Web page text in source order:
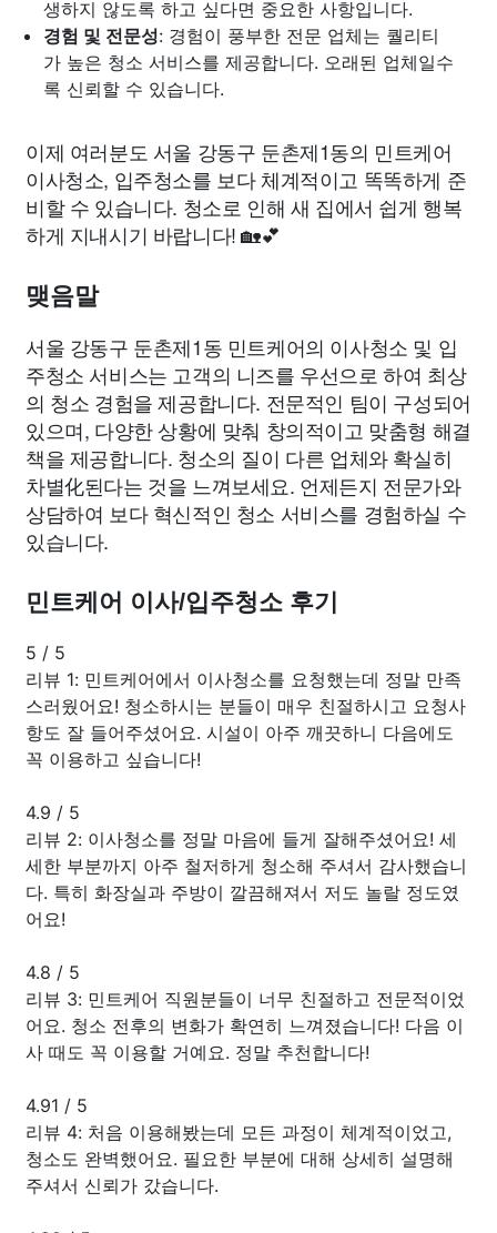
생하지 않도록 하고 싶다면 중요한 사항입니다.
경험 및 전문성: 경험이 풍부한 전문 업체는 퀄리티
가 높은 청소 서비스를 제공합니다. 오래된 업체일수
록 신뢰할 수 있습니다.
이제 여러분도 서울 강동구 둔촌제1동의 민트케어
이사청소, 입주청소를 보다 체계적이고 똑똑하게 준
비할 수 있습니다. 청소로 인해 새 집에서 쉽게 행복
하게 지내시기 바랍니다! 🏡💕
맺음말
서울 강동구 둔촌제1동 민트케어의 이사청소 및 입
주청소 서비스는 고객의 니즈를 우선으로 하여 최상
의 청소 경험을 제공합니다. 전문적인 팀이 구성되어
있으며, 다양한 상황에 맞춰 창의적이고 맞춤형 해결
책을 제공합니다. 청소의 질이 다른 업체와 확실히
차별化된다는 것을 느껴보세요. 언제든지 전문가와
상담하여 보다 혁신적인 청소 서비스를 경험하실 수
있습니다.
민트케어 이사/입주청소 후기
5 / 5
리뷰 1: 민트케어에서 이사청소를 요청했는데 정말 만족
스러웠어요! 청소하시는 분들이 매우 친절하시고 요청사
항도 잘 들어주셨어요. 시설이 아주 깨끗하니 다음에도
꼭 이용하고 싶습니다!
4.9 / 5
리뷰 2: 이사청소를 정말 마음에 들게 잘해주셨어요! 세
세한 부분까지 아주 철저하게 청소해 주셔서 감사했습니
다. 특히 화장실과 주방이 깔끔해져서 저도 놀랄 정도였
어요!
4.8 / 5
리뷰 3: 민트케어 직원분들이 너무 친절하고 전문적이었
어요. 청소 전후의 변화가 확연히 느껴졌습니다! 다음 이
사 때도 꼭 이용할 거예요. 정말 추천합니다!
4.91 / 5
리뷰 4: 처음 이용해봤는데 모든 과정이 체계적이었고,
청소도 완벽했어요. 필요한 부분에 대해 상세히 설명해
주셔서 신뢰가 갔습니다.